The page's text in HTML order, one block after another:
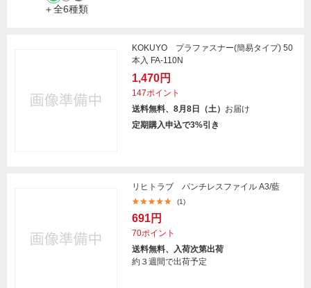
＋全6種類
KOKUYO プラファスナー(簡易タイプ) 50
本入 FA-110N
1,470円
147ポイント
送料無料、8月8日（土） お届け
定期購入申込で3%引き
リヒトラブ パンチレスファイル A3/藍
(1)
691円
70ポイント
送料無料、入荷次第出荷
約３週間で出荷予定